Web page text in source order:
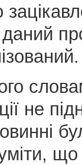
не
що